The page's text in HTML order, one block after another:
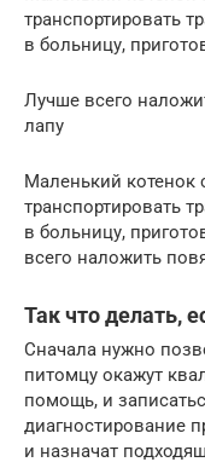
транспортировать
в больницу,
Лучше всего
лапу
Маленький котенок
транспортировать
в больницу,
всего наложить
Так что делать,
Сначала нужно
питомцу окажут
помощь, и
диагностирование
и назначат